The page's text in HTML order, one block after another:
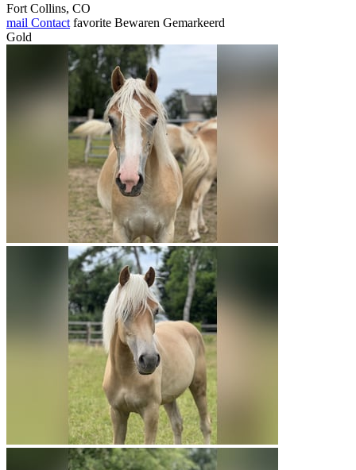
Fort Collins, CO
mail Contact favorite Bewaren Gemarkeerd
Gold